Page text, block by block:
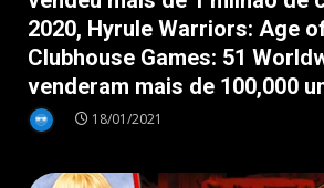
2020, Hyrule Warriors: Age
Clubhouse Games: 51
venderam mais de 100,000
18/01/2021